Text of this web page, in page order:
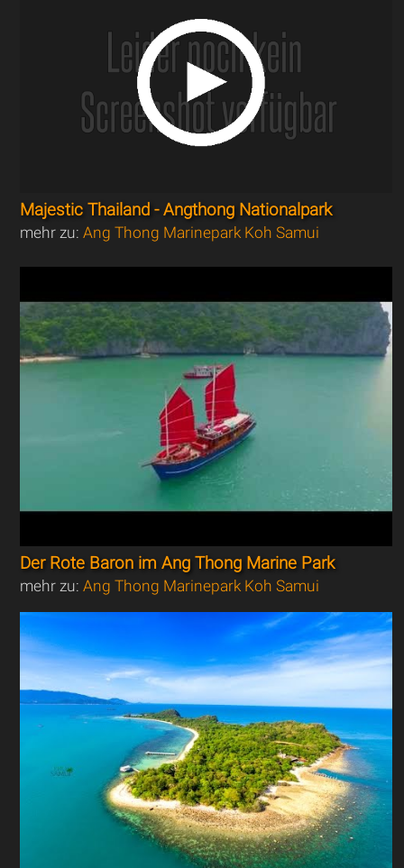
Majestic Thailand - Angthong Nationalpark
mehr zu:Ang Thong Marinepark Koh Samui
Der Rote Baron im Ang Thong Marine Park
mehr zu:Ang Thong Marinepark Koh Samui